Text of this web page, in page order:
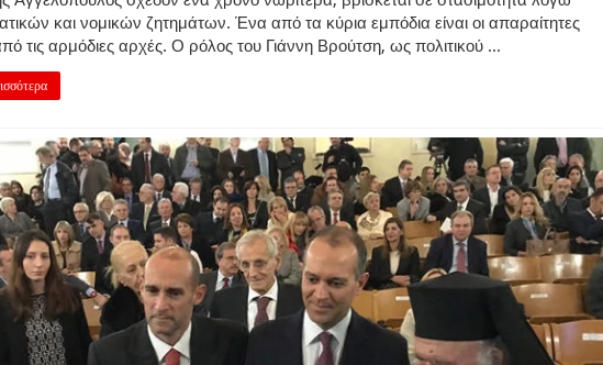
και νομικών ζητημάτων. Ένα από τα κύρια εμπόδια είναι οι απαραίτητες
τις αρμόδιες αρχές. Ο ρόλος του Γιάννη Βρούτση, ως πολιτικού ...